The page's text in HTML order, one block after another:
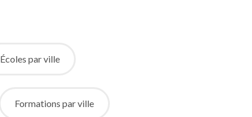
Écoles par ville
Formations par ville